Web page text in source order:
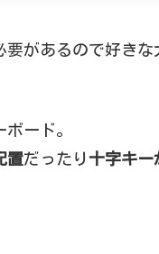
があるので好きな
ード。
置だったり 十字キー